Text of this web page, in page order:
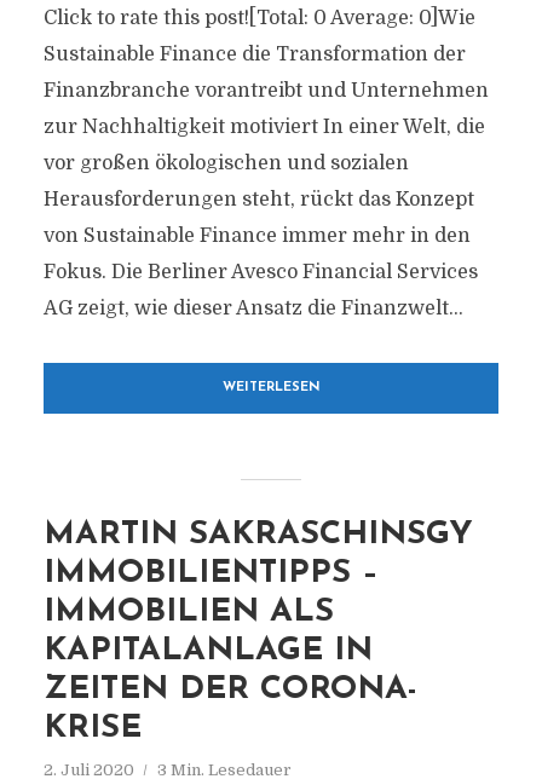
Click to rate this post![Total: 0 Average: 0]Wie
Sustainable Finance die Transformation der
Finanzbranche vorantreibt und Unternehmen
zur Nachhaltigkeit motiviert In einer Welt, die
vor großen ökologischen und sozialen
Herausforderungen steht, rückt das Konzept
von Sustainable Finance immer mehr in den
Fokus. Die Berliner Avesco Financial Services
AG zeigt, wie dieser Ansatz die Finanzwelt...
WEITERLESEN
MARTIN SAKRASCHINSGY
IMMOBILIENTIPPS –
IMMOBILIEN ALS
KAPITALANLAGE IN
ZEITEN DER CORONA-
KRISE
2. Juli 2020 3 Min. Lesedauer